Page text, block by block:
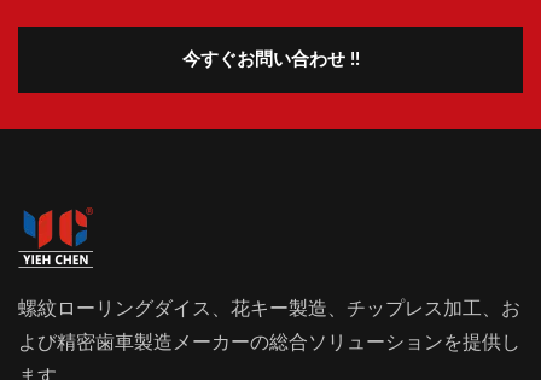
今すぐお問い合わせ !!
螺紋ローリングダイス、花キー製造、チップレス加工、お
よび精密歯車製造メーカーの総合ソリューションを提供し